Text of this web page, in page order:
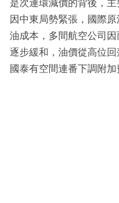
是次連環減價的背後，
因中東局勢緊張，國際
油成本，多間航空公司
逐步緩和，油價從高位
國泰有空間連番下調附